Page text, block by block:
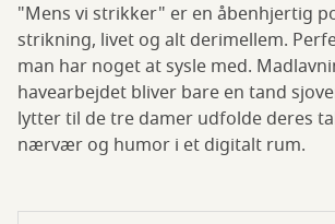
"Mens vi strikker" er en åbenhjertig
strikning, livet og alt derimellem.
man har noget at sysle med.
havearbejdet bliver bare en tand
lytter til de tre damer udfolde deres
nærvær og humor i et digitalt rum.